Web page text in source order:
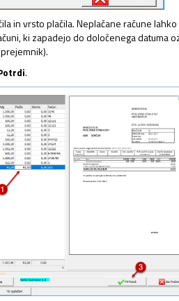
in vrsto plačila. Neplačane račune lahko
ki zapadejo do določenega datuma
.